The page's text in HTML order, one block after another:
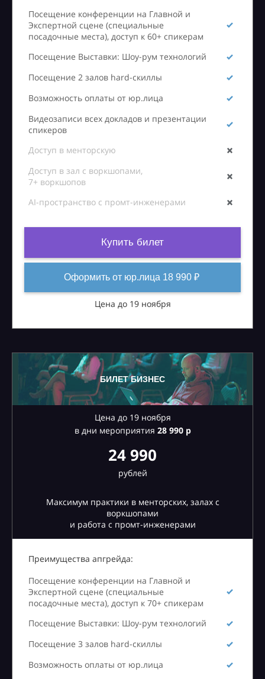
Посещение конференции на Главной и
Экспертной сцене (специальные
посадочные места), доступ к 60+ спикерам
Посещение Выставки: Шоу-рум технологий
Посещение 2 залов hard-скиллы
Возможность оплаты от юр.лица
Видеозаписи всех докладов и презентации
спикеров
Доступ в менторскую
Доступ в зал с воркшопами,
7+ воркшопов
AI-пространство с промт-инженерами
Купить билет
Оформить от юр.лица 18 990 ₽
Цена до 19 ноября
БИЛЕТ БИЗНЕС
Цена до 19 ноября
в дни мероприятия 28990 р
24 990
рублей
Максимум практики в менторских, залах с
воркшопами
и работа с промт-инженерами
Преимущества апгрейда:
Посещение конференции на Главной и
Экспертной сцене (специальные
посадочные места), доступ к 70+ спикерам
Посещение Выставки: Шоу-рум технологий
Посещение 3 залов hard-скиллы
Возможность оплаты от юр.лица